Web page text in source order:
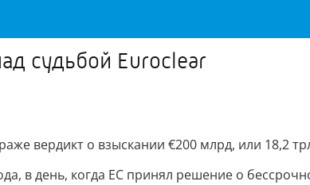
судьбой Euroclear
вердикт о взыскании €200 млрд, или 18,2
в день, когда ЕС принял решение о